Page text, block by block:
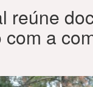
reúne
a